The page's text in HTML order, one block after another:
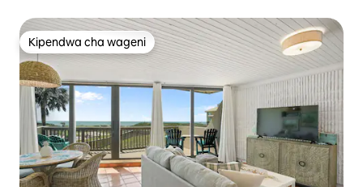
Kipendwa cha wageni
Kipendwa cha wageni